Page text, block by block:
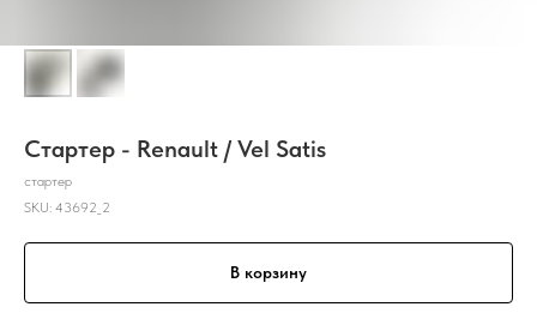
Стартер - Renault / Vel Satis
стартер
SKU: 43692_2
В корзину